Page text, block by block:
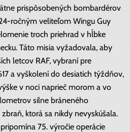
prispôsobených bombardérov
ročným veliteľom Wingu Guy
troch priehrad v hĺbke
Táto misia vyžadovala, aby
letcov RAF, vybraní pre
a vyškolení do desiatich týždňov,
v noci naprieč morom a vo
silne bráneného
ktorá sa nikdy nevyskúšala.
75. výročie operácie